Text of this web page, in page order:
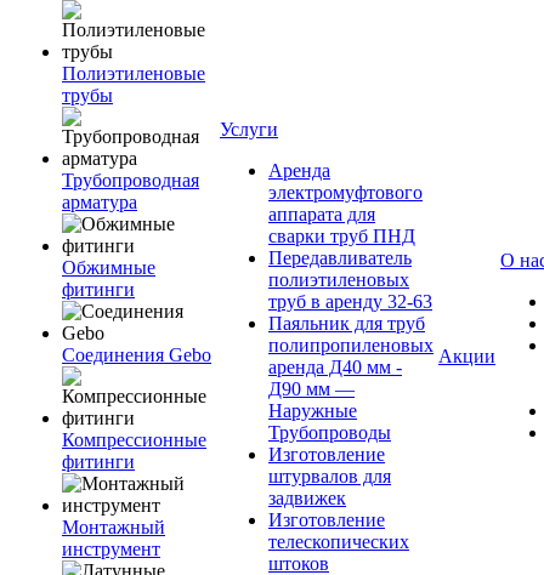
Полиэтиленовые
трубы
Трубопроводная
арматура
Обжимные
фитинги
Соединения Gebo
Компрессионные
фитинги
Монтажный
инструмент
Услуги
Аренда
электромуфтового
аппарата для
сварки труб ПНД
Передавливатель
полиэтиленовых
труб в аренду 32-63
Паяльник для труб
полипропиленовых
аренда Д40 мм -
Д90 мм —
Наружные
Трубопроводы
Изготовление
штурвалов для
задвижек
Изготовление
телескопических
штоков
Акции
О